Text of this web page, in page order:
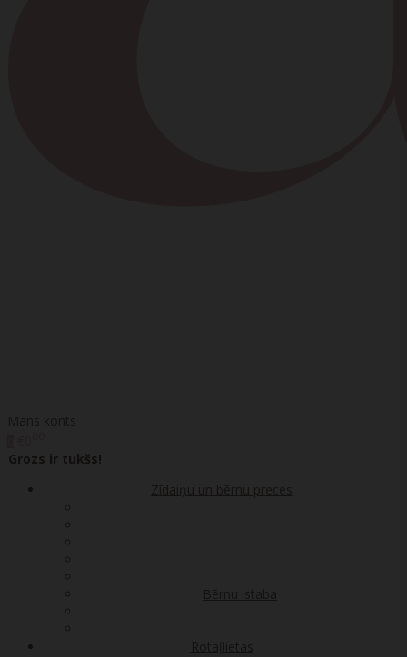
Mans konts
Grozs ir tukšs!
Zīdaiņu un bērnu preces
Bērnu istaba
Rotaļlietas